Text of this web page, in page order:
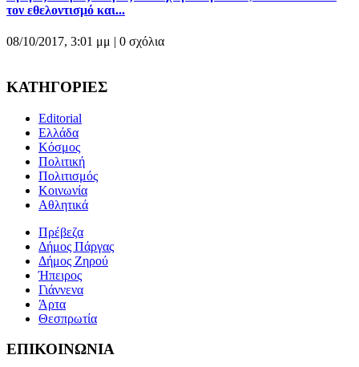
τον εθελοντισμό και...
08/10/2017, 3:01 μμ | 0 σχόλια
ΚΑΤΗΓΟΡΙΕΣ
Editorial
Ελλάδα
Κόσμος
Πολιτική
Πολιτισμός
Κοινωνία
Αθλητικά
Πρέβεζα
Δήμος Πάργας
Δήμος Ζηρού
Ήπειρος
Γιάννενα
Άρτα
Θεσπρωτία
ΕΠΙΚΟΙΝΩΝΙΑ